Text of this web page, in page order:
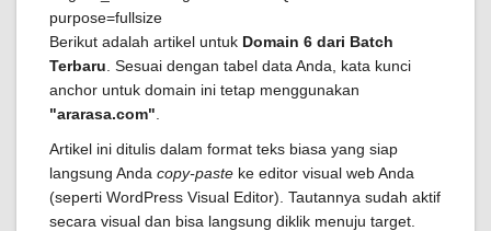
Berikut adalah artikel untuk Domain 6 dari Batch
Terbaru . Sesuai dengan tabel data Anda, kata kunci
anchor untuk domain ini tetap menggunakan
"ararasa.com"
Artikel ini ditulis dalam format teks biasa yang siap
langsung Anda copy-paste ke editor visual web Anda
(seperti WordPress Visual Editor). Tautannya sudah aktif
secara visual dan bisa langsung diklik menuju target.